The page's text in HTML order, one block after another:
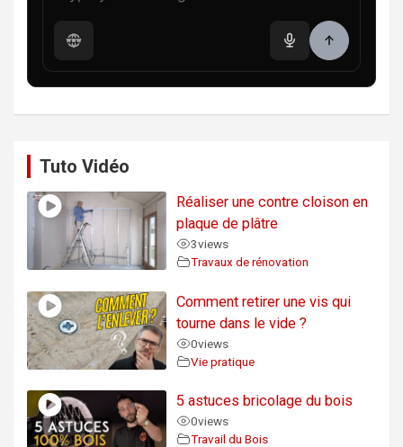
Tuto Vidéo
Réaliser une contre cloison en
plaque de plâtre
3views
Travaux de rénovation
Comment retirer une vis qui
tourne dans le vide ?
0views
Vie pratique
5 astuces bricolage du bois
0views
Travail du Bois